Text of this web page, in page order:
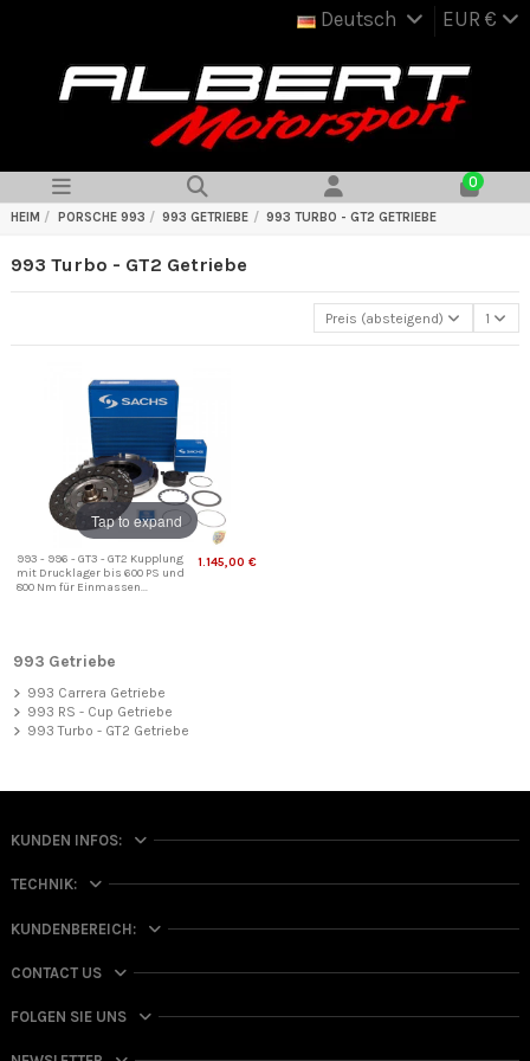
Deutsch EUR €
0
HEIM PORSCHE 993 993 GETRIEBE 993 TURBO - GT2 GETRIEBE
993 Turbo - GT2 Getriebe
Preis (absteigend) 1
Tap to expand
993 - 996 - GT3 - GT2 Kupplung
mit Drucklager bis 600 PS und
800 Nm für Einmassen...
1.145,00 €
993 Getriebe
993 Carrera Getriebe
993 RS - Cup Getriebe
993 Turbo - GT2 Getriebe
KUNDEN INFOS:
TECHNIK:
KUNDENBEREICH:
CONTACT US
FOLGEN SIE UNS